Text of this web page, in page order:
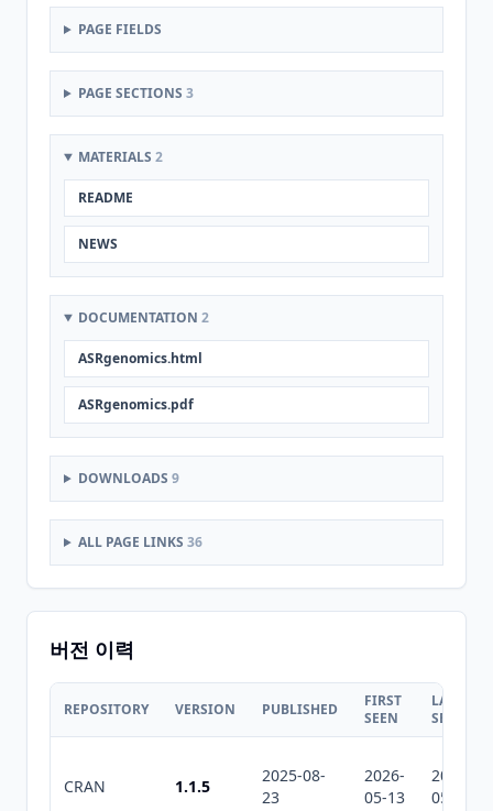
PAGE FIELDS
PAGE SECTIONS 3
MATERIALS 2
README
NEWS
DOCUMENTATION 2
ASRgenomics.html
ASRgenomics.pdf
DOWNLOADS 9
ALL PAGE LINKS 36
버전 이력
REPOSITORY VERSION PUBLISHED
FIRST
SEEN
LAST
SEEN
CRAN 1.1.5
2025-08-
23
2026-
05-13
2026-
05-31